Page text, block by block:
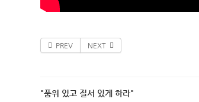
PREV NEXT
"품위 있고 질서 있게 하라"